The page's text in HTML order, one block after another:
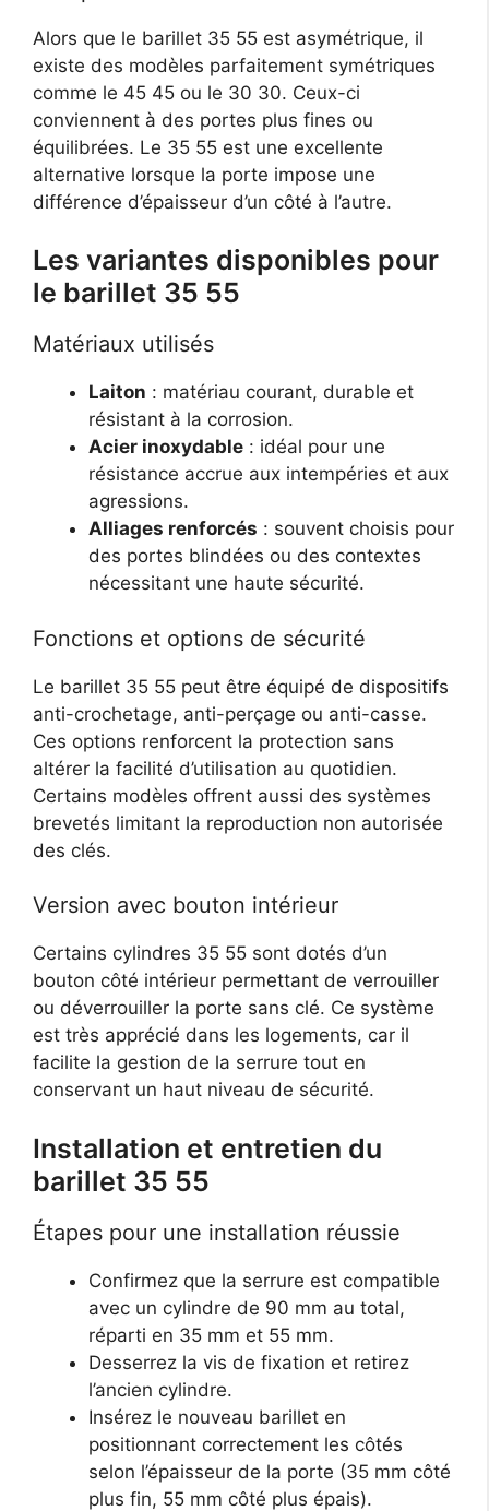
Alors que le barillet 35 55 est asymétrique, il
existe des modèles parfaitement symétriques
comme le 45 45 ou le 30 30. Ceux-ci
conviennent à des portes plus fines ou
équilibrées. Le 35 55 est une excellente
alternative lorsque la porte impose une
différence d’épaisseur d’un côté à l’autre.
Les variantes disponibles pour
le barillet 35 55
Matériaux utilisés
Laiton : matériau courant, durable et
résistant à la corrosion.
Acier inoxydable : idéal pour une
résistance accrue aux intempéries et aux
agressions.
Alliages renforcés : souvent choisis pour
des portes blindées ou des contextes
nécessitant une haute sécurité.
Fonctions et options de sécurité
Le barillet 35 55 peut être équipé de dispositifs
anti-crochetage, anti-perçage ou anti-casse.
Ces options renforcent la protection sans
altérer la facilité d’utilisation au quotidien.
Certains modèles offrent aussi des systèmes
brevetés limitant la reproduction non autorisée
des clés.
Version avec bouton intérieur
Certains cylindres 35 55 sont dotés d’un
bouton côté intérieur permettant de verrouiller
ou déverrouiller la porte sans clé. Ce système
est très apprécié dans les logements, car il
facilite la gestion de la serrure tout en
conservant un haut niveau de sécurité.
Installation et entretien du
barillet 35 55
Étapes pour une installation réussie
Confirmez que la serrure est compatible
avec un cylindre de 90 mm au total,
réparti en 35 mm et 55 mm.
Desserrez la vis de fixation et retirez
l’ancien cylindre.
Insérez le nouveau barillet en
positionnant correctement les côtés
selon l’épaisseur de la porte (35 mm côté
plus fin, 55 mm côté plus épais).